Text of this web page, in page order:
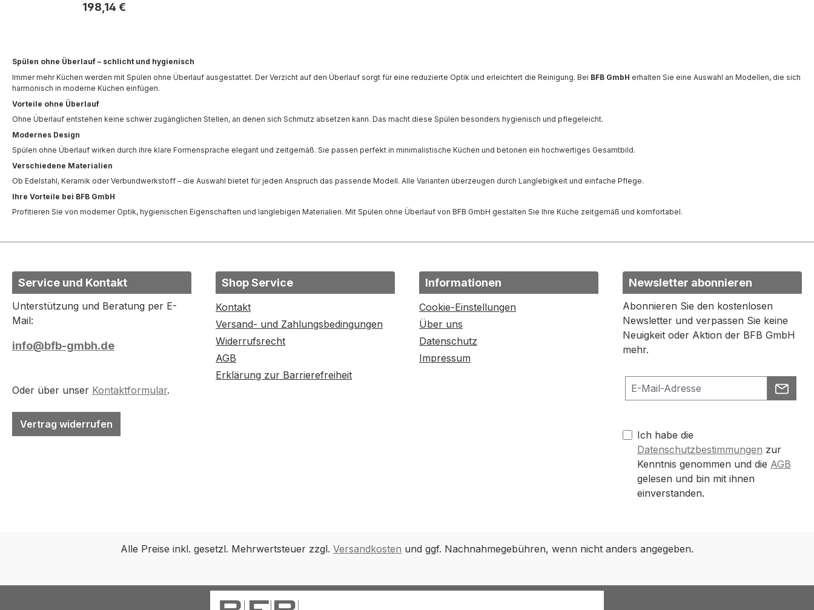
Regulärer Preis:
198,14 €
Spülen ohne Überlauf – schlicht und hygienisch
Immer mehr Küchen werden mit Spülen ohne Überlauf ausgestattet. Der Verzicht auf den Überlauf sorgt für eine reduzierte Optik und erleichtert die Reinigung. Bei BFB GmbH erhalten Sie eine Auswahl an Modellen, die sich
harmonisch in moderne Küchen einfügen.
Vorteile ohne Überlauf
Ohne Überlauf entstehen keine schwer zugänglichen Stellen, an denen sich Schmutz absetzen kann. Das macht diese Spülen besonders hygienisch und pflegeleicht.
Modernes Design
Spülen ohne Überlauf wirken durch ihre klare Formensprache elegant und zeitgemäß. Sie passen perfekt in minimalistische Küchen und betonen ein hochwertiges Gesamtbild.
Verschiedene Materialien
Ob Edelstahl, Keramik oder Verbundwerkstoff – die Auswahl bietet für jeden Anspruch das passende Modell. Alle Varianten überzeugen durch Langlebigkeit und einfache Pflege.
Ihre Vorteile bei BFB GmbH
Profitieren Sie von moderner Optik, hygienischen Eigenschaften und langlebigen Materialien. Mit Spülen ohne Überlauf von BFB GmbH gestalten Sie Ihre Küche zeitgemäß und komfortabel.
Service und Kontakt
Unterstützung und Beratung per E-
Mail:
info@bfb-gmbh.de
Oder über unser Kontaktformular.
Vertrag widerrufen
Shop Service
Kontakt
Versand- und Zahlungsbedingungen
Widerrufsrecht
AGB
Erklärung zur Barrierefreiheit
Informationen
Cookie-Einstellungen
Über uns
Datenschutz
Impressum
Newsletter abonnieren
Abonnieren Sie den kostenlosen
Newsletter und verpassen Sie keine
Neuigkeit oder Aktion der BFB GmbH
mehr.
Ich habe die
Datenschutzbestimmungen zur
Kenntnis genommen und die AGB
gelesen und bin mit ihnen
einverstanden.
Alle Preise inkl. gesetzl. Mehrwertsteuer zzgl. Versandkosten und ggf. Nachnahmegebühren, wenn nicht anders angegeben.